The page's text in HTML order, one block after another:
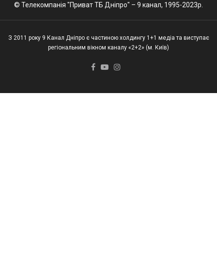
© Телекомпанія "Приват ТБ Дніпро" – 9 канал, 1995-2023р.
З 2011 року 9 Канал Дніпро є частиною холдингу 1+1 медіа та виступає
регіональним вікном каналу «2+2» (м. Київ)